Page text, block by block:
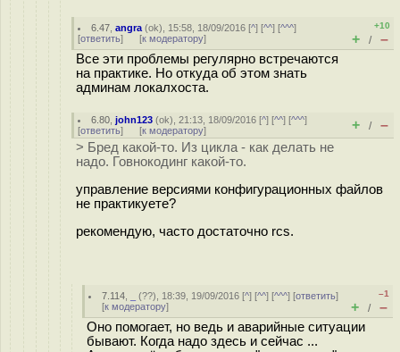
6.47 ,angra (ok), 15:58, 18/09/2016 [^] [^^] [^^^]
[ответить] [к модератору]
+10
+ / –
Все эти проблемы регулярно встречаются
на практике. Но откуда об этом знать
админам локалхоста.
6.80 ,john123 (ok), 21:13, 18/09/2016 [^] [^^] [^^^]
[ответить] [к модератору] + / –
> Бред какой-то. Из цикла - как делать не
надо. Говнокодинг какой-то.
управление версиями конфигурационных файлов
не практикуете?
рекомендую, часто достаточно rcs.
7.114 (??), 18:39, 19/09/2016 [^] [^^] [^^^] [ответить]
[к модератору]
–1
+ / –
Оно помогает, но ведь и аварийные ситуации
бывают. Когда надо здесь и сейчас ...